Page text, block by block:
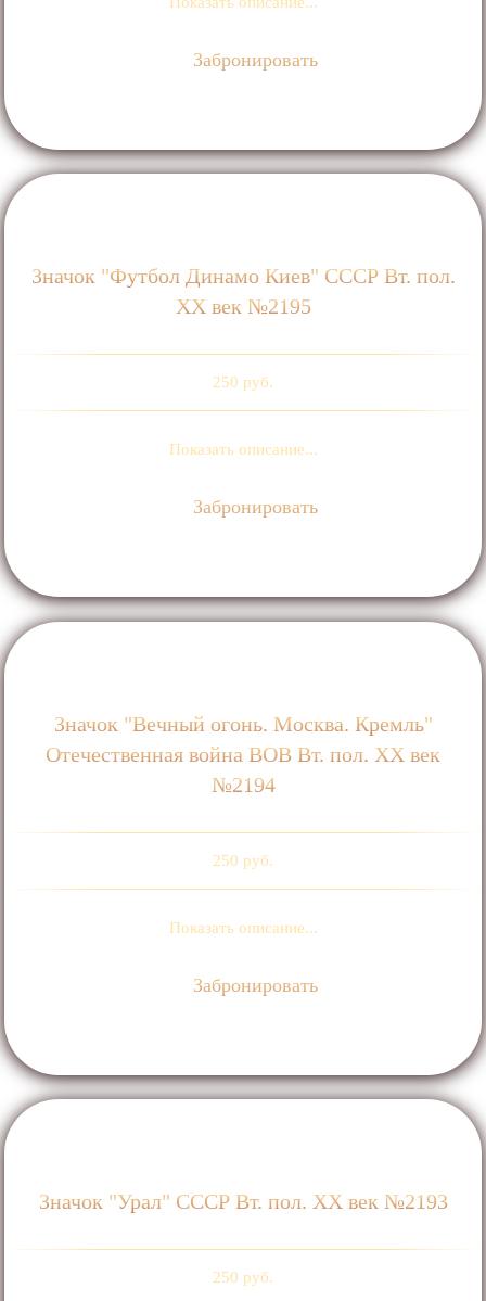
Забронировать
Значок "Футбол Динамо Киев" СССР Вт. пол.
ХХ век №2195
250 руб.
Показать описание...
Забронировать
Значок "Вечный огонь. Москва. Кремль"
Отечественная война ВОВ Вт. пол. ХХ век
№2194
250 руб.
Показать описание...
Забронировать
Значок "Урал" СССР Вт. пол. ХХ век №2193
250 руб.